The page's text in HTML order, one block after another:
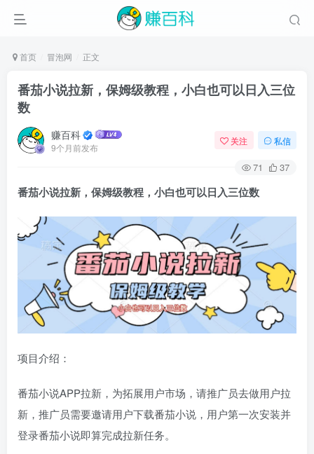
首页 冒泡网 正文
番茄小说拉新，保姆级教程，小白也可以日入三位
数
赚百科
9个月前发布
关注 私信
71 37
番茄小说拉新 ，保姆级教程，小白也可以日入三位数
项目介绍：
番茄小说APP拉新，为拓展用户市场，请推广员去做用户拉
新，推广员需要邀请用户下载番茄小说，用户第一次安装并
登录番茄小说即算完成拉新任务。